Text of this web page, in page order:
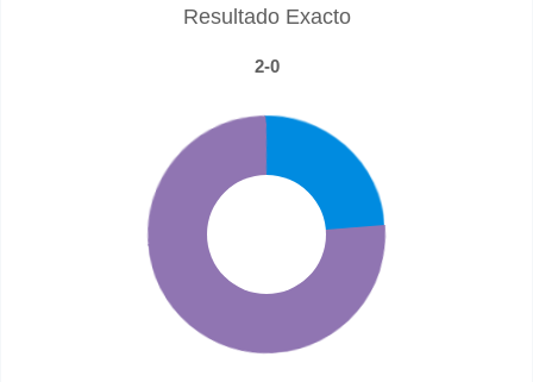
Resultado Exacto
2-0